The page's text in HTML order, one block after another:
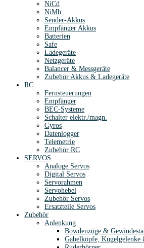
NiCd
NiMh
Sender-Akkus
Empfänger Akkus
Batterien
Safe
Ladegeräte
Netzgeräte
Balancer & Messgeräte
Zubehör Akkus & Ladegeräte
RC
Fernsteuerungen
Empfänger
BEC-Systeme
Schalter elektr./magn.
Gyros
Datenlogger
Telemetrie
Zubehör RC
SERVOS
Analoge Servos
Digital Servos
Servorahmen
Servohebel
Zubehör Servos
Ersatzteile Servos
Zubehör
Anlenkung
Bowdenzüge &
Gabelköpfe, Kugelgelenke